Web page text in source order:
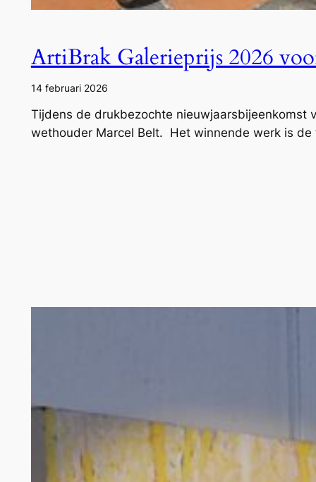
ArtiBrak Galerieprijs 2026
14 februari 2026
Tijdens de drukbezochte nieuwjaarsbijeenkomst
wethouder Marcel Belt. Het winnende werk is de